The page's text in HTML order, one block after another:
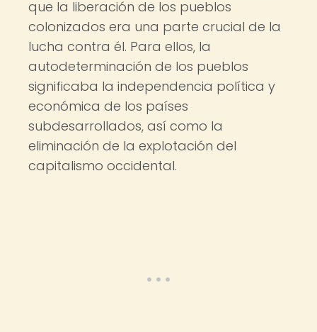
que la liberación de los pueblos
colonizados era una parte crucial de la
lucha contra él. Para ellos, la
autodeterminación de los pueblos
significaba la independencia política y
económica de los países
subdesarrollados, así como la
eliminación de la explotación del
capitalismo occidental.